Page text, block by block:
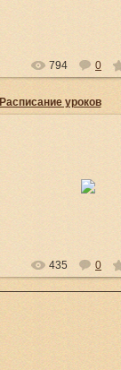
794 0
Расписание уроков
435 0